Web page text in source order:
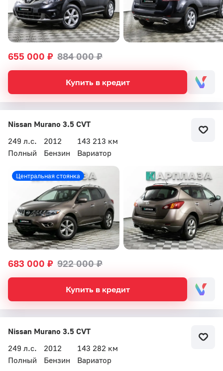
655 000 ₽ 884 000 ₽
Купить в кредит
Бесплатный звонок
Автоцентр Кар Плаза
Nissan Murano 3.5 CVT
249 л.с.
2012
143 213 км
Полный
Бензин Вариатор
683 000 ₽ 922 000 ₽
Центральная стоянка
Купить в кредит
Nissan Murano 3.5 CVT
249 л.с.
2012
143 282 км
Полный
Бензин Вариатор